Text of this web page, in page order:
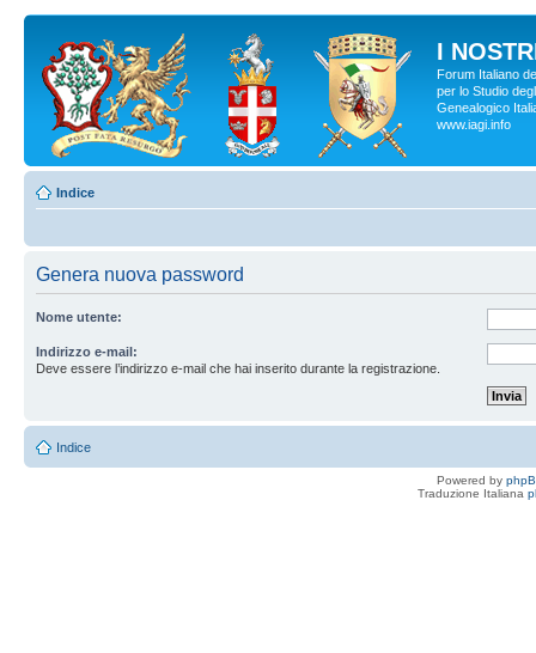
I
Forum Italiano
per lo Studio
Genealogico
www.iagi.info
Indice
Genera nuova password
Nome utente:
Indirizzo e-mail:
Deve essere l’indirizzo e-mail che hai inserito durante la registrazione.
Indice
Powered by
Traduzione Italiana